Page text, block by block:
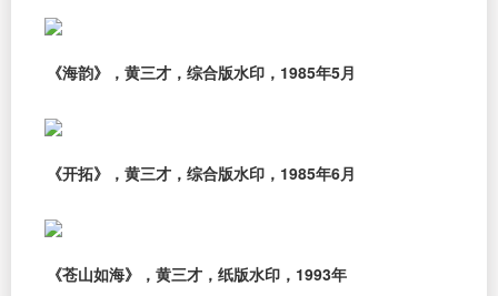
《海韵》，黄三才，综合版水印，1985年5月
《开拓》，黄三才，综合版水印，1985年6月
《苍山如海》，黄三才，纸版水印，1993年